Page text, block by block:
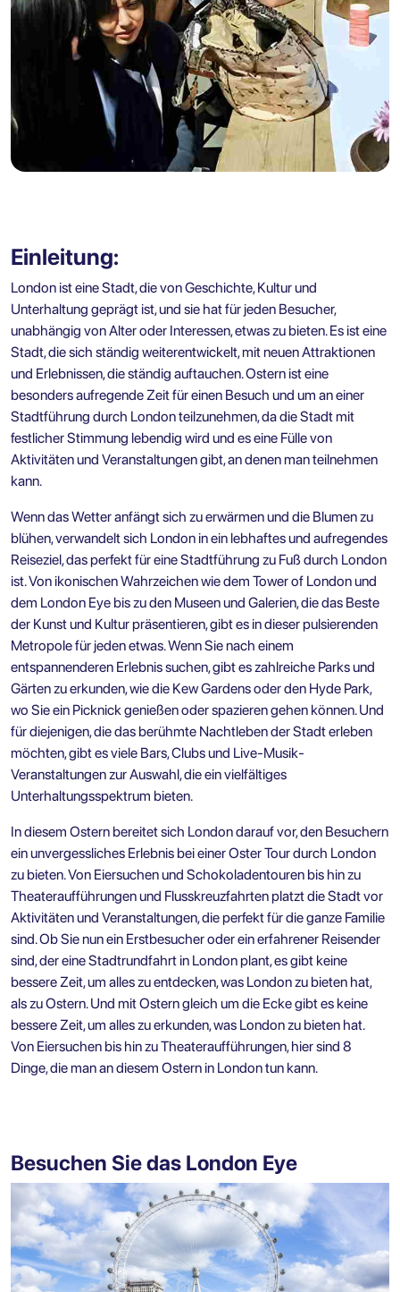
Einleitung:
London ist eine Stadt, die von Geschichte, Kultur und
Unterhaltung geprägt ist, und sie hat für jeden Besucher,
unabhängig von Alter oder Interessen, etwas zu bieten. Es ist eine
Stadt, die sich ständig weiterentwickelt, mit neuen Attraktionen
und Erlebnissen, die ständig auftauchen. Ostern ist eine
besonders aufregende Zeit für einen Besuch und um an einer
Stadtführung durch Londonteilzunehmen, da die Stadt mit
festlicher Stimmung lebendig wird und es eine Fülle von
Aktivitäten und Veranstaltungen gibt, an denen man teilnehmen
kann.
Wenn das Wetter anfängt sich zu erwärmen und die Blumen zu
blühen, verwandelt sich London in ein lebhaftes und aufregendes
Reiseziel, das perfekt für eineStadtführung zu Fuß durch London
ist. Von ikonischen Wahrzeichen wie dem Tower of London und
dem London Eye bis zu den Museen und Galerien, die das Beste
der Kunst und Kultur präsentieren, gibt es in dieser pulsierenden
Metropole für jeden etwas. Wenn Sie nach einem
entspannenderen Erlebnis suchen, gibt es zahlreiche Parks und
Gärten zu erkunden, wie die Kew Gardens oder den Hyde Park,
wo Sie ein Picknick genießen oder spazieren gehen können. Und
für diejenigen, die das berühmte Nachtleben der Stadt erleben
möchten, gibt es viele Bars, Clubs und Live-Musik-
Veranstaltungen zur Auswahl, die ein vielfältiges
Unterhaltungsspektrum bieten.
In diesem Ostern bereitet sich London darauf vor, den Besuchern
ein unvergessliches Erlebnis bei einerOster Tour durch London
zu bieten. Von Eiersuchen und Schokoladentouren bis hin zu
Theateraufführungen und Flusskreuzfahrten platzt die Stadt vor
Aktivitäten und Veranstaltungen, die perfekt für die ganze Familie
sind. Ob Sie nun ein Erstbesucher oder ein erfahrener Reisender
sind, der eine Stadtrundfahrt in London plant, es gibt keine
bessere Zeit, um alles zu entdecken, was London zu bieten hat,
als zu Ostern. Und mit Ostern gleich um die Ecke gibt es keine
bessere Zeit, um alles zu erkunden, was London zu bieten hat.
Von Eiersuchen bis hin zu Theateraufführungen, hier sind 8
Dinge, die man an diesem Ostern in London tun kann.
Besuchen Sie das London Eye